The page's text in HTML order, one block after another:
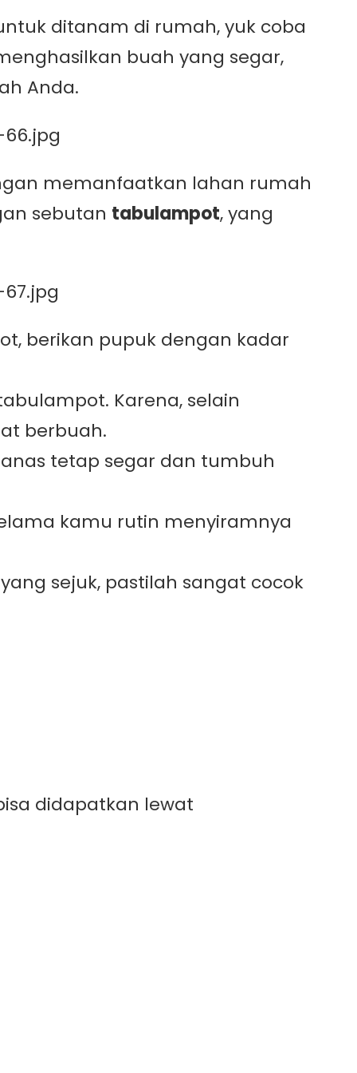
ditanam di rumah, yuk coba
buah yang segar,
Anda.
memanfaatkan lahan rumah
sebutan tabulampot, yang
berikan pupuk dengan kadar
Karena, selain
berbuah.
tetap segar dan tumbuh
kamu rutin menyiramnya
sejuk, pastilah sangat cocok
didapatkan lewat